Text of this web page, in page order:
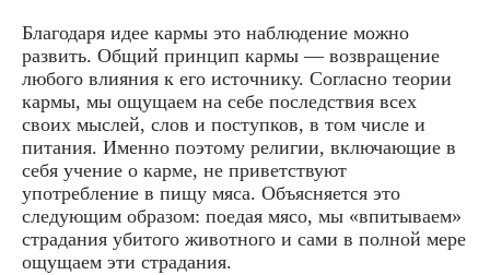
Благодаря идее кармы это наблюдение можно
развить. Общий принцип кармы — возвращение
любого влияния к его источнику. Согласно теории
кармы, мы ощущаем на себе последствия всех
своих мыслей, слов и поступков, в том числе и
питания. Именно поэтому религии, включающие в
себя учение о карме, не приветствуют
употребление в пищу мяса. Объясняется это
следующим образом: поедая мясо, мы «впитываем»
страдания убитого животного и сами в полной мере
ощущаем эти страдания.